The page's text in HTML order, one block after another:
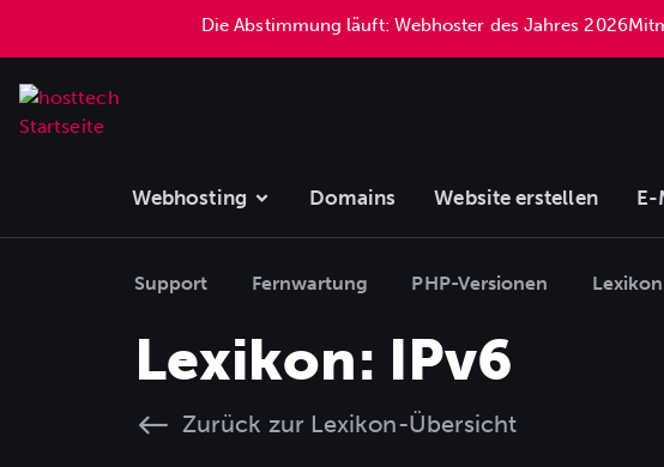
Die Abstimmung läuft: Webhoster des Jahres 2026
Webhosting Domains Website erstellen E-
Support Fernwartung PHP-Versionen Lexikon
Lexikon: IPv6
Zurück zur Lexikon-Übersicht